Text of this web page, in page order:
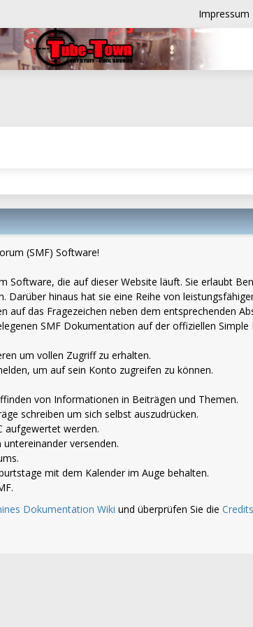
Impressum
(SMF) Software!
Software, die auf dieser Website läuft. Sie erlaubt
hinaus hat sie eine Reihe von
auf das Fragezeichen neben dem entsprechenden
SMF Dokumentation auf der offiziellen Simple
um vollen Zugriff zu erhalten.
um auf sein Konto zugreifen zu können.
von Informationen in Beiträgen und Themen.
schreiben um sich selbst auszudrücken.
aufgewertet werden.
versenden.
mit dem Kalender im Auge behalten.
Dokumentation Wiki und überprüfen Sie dieCredits